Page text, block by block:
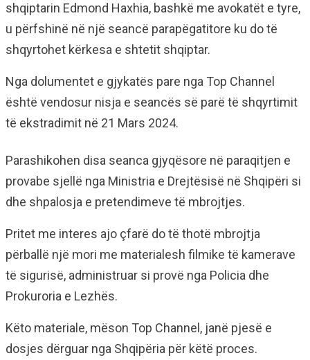
shqiptarin Edmond Haxhia, bashkë me avokatët e tyre,
u përfshinë në një seancë parapëgatitore ku do të
shqyrtohet kërkesa e shtetit shqiptar.
Nga dolumentet e gjykatës pare nga Top Channel
është vendosur nisja e seancës së parë të shqyrtimit
të ekstradimit në 21 Mars 2024.
Parashikohen disa seanca gjyqësore në paraqitjen e
provabe sjellë nga Ministria e Drejtësisë në Shqipëri si
dhe shpalosja e pretendimeve të mbrojtjes.
Pritet me interes ajo çfarë do të thotë mbrojtja
përballë një mori me materialesh filmike të kamerave
të sigurisë, administruar si provë nga Policia dhe
Prokuroria e Lezhës.
Këto materiale, mëson Top Channel, janë pjesë e
dosjes dërguar nga Shqipëria për këtë proces.